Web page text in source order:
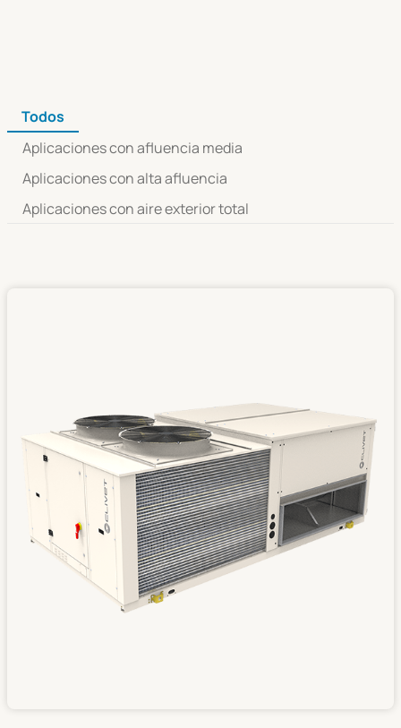
Todos
Aplicaciones con afluencia media
Aplicaciones con alta afluencia
Aplicaciones con aire exterior total